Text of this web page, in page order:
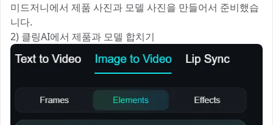
미드저니에서 제품 사진과 모델 사진을 만들어서 준비했습
니다.
2) 클링AI에서 제품과 모델 합치기